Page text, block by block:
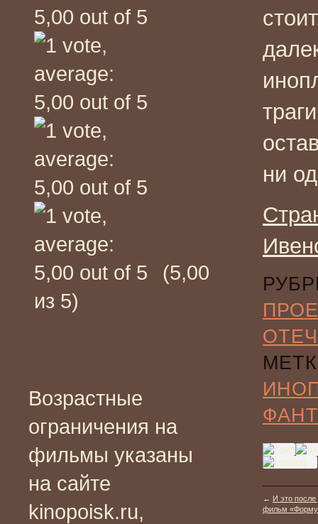
(5,00
из 5)
Возрастные
ограничения на
фильмы указаны
на сайте
kinopoisk.ru,
ни
← И это
фильм